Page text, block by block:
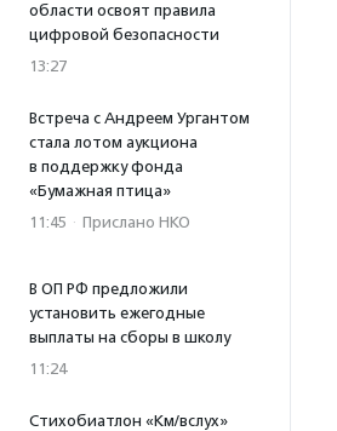
области освоят правила
цифровой безопасности
13:27
Встреча с Андреем Ургантом
стала лотом аукциона
в поддержку фонда
«Бумажная птица»
11:45 · Прислано НКО
В ОП РФ предложили
установить ежегодные
выплаты на сборы в школу
11:24
Стихобиатлон «Км/вслух»